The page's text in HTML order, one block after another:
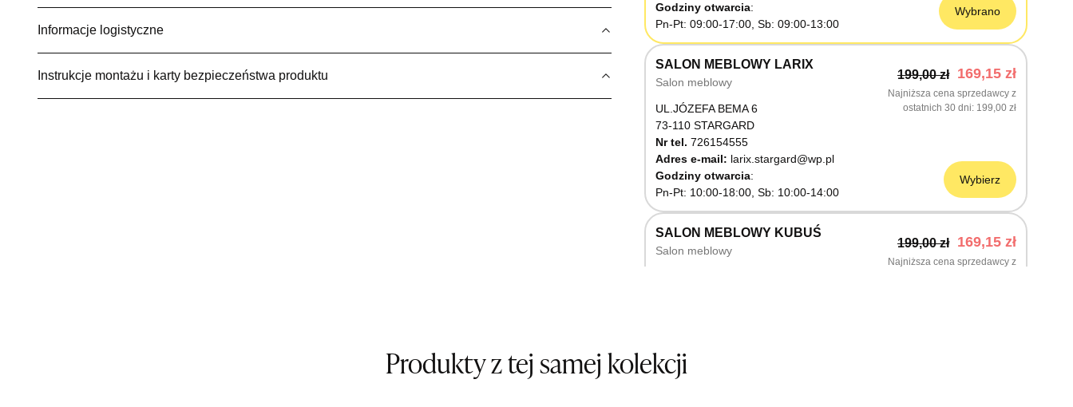
Informacje logistyczne
Instrukcje montażu i karty bezpieczeństwa produktu
Godziny otwarcia
Pn-Pt: 09:00-17:00, Sb: 09:00-13:00
Wybrano
SALON MEBLOWY LARIX
Salon meblowy
UL.JÓZEFA BEMA 6
73-110 STARGARD
Nr tel. 726154555
Adres e-mail: larix.stargard@wp.pl
Godziny otwarcia
Pn-Pt: 10:00-18:00, Sb: 10:00-14:00
199,00 zł 169,15 zł
Najniższa cena sprzedawcy z
ostatnich 30 dni 199,00 zł
Wybierz
SALON MEBLOWY KUBUŚ
Salon meblowy
199,00 zł 169,15 zł
Najniższa cena sprzedawcy z
Produkty z tej samej kolekcji